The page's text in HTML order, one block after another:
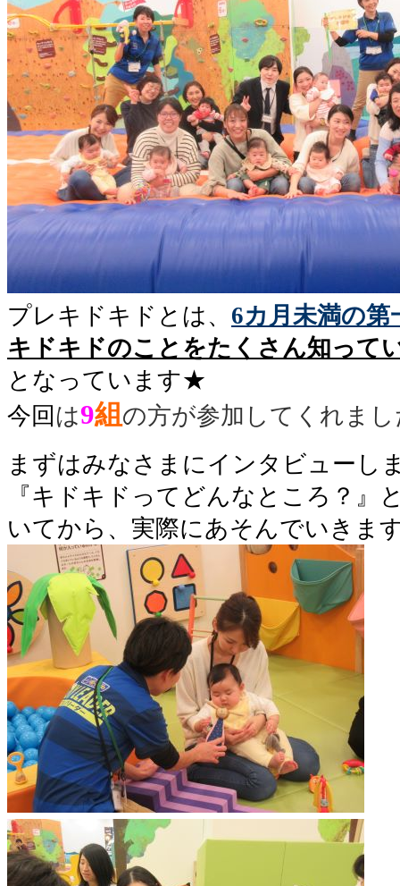
プレキドキドとは、 6カ月未満の第
キドキドのことをたくさん知って
となっています★
今回 は9組 の方が参加してくれま
まずはみなさまにインタビューし
『キドキドってどんなところ？』
いてから、実際にあそんでいきま